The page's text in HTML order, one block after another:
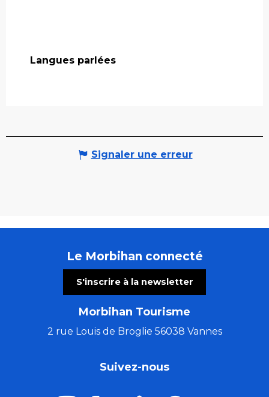
Langues parlées
Langues parlées
Signaler une erreur
Le Morbihan connecté
S'inscrire à la newsletter
Morbihan Tourisme
2 rue Louis de Broglie 56038 Vannes
Suivez-nous